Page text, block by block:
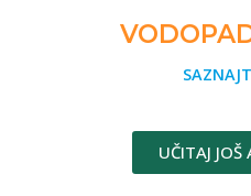
UČITAJ